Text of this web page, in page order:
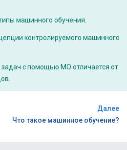
машинного обучения.
контролируемого машинного
с помощью МО отличается от
Далее
Что такое машинное обучение?